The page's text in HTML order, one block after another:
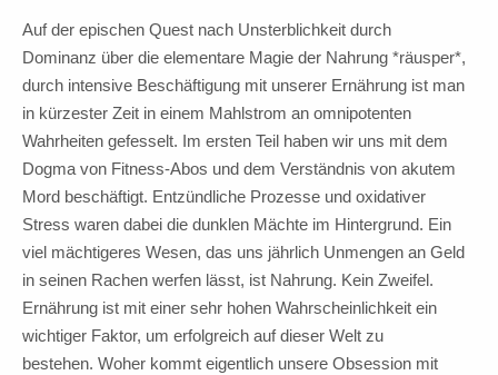
Auf der epischen Quest nach Unsterblichkeit durch
Dominanz über die elementare Magie der Nahrung *räusper*,
durch intensive Beschäftigung mit unserer Ernährung ist man
in kürzester Zeit in einem Mahlstrom an omnipotenten
Wahrheiten gefesselt. Im ersten Teil haben wir uns mit dem
Dogma von Fitness-Abos und dem Verständnis von akutem
Mord beschäftigt. Entzündliche Prozesse und oxidativer
Stress waren dabei die dunklen Mächte im Hintergrund. Ein
viel mächtigeres Wesen, das uns jährlich Unmengen an Geld
in seinen Rachen werfen lässt, ist Nahrung. Kein Zweifel.
Ernährung ist mit einer sehr hohen Wahrscheinlichkeit ein
wichtiger Faktor, um erfolgreich auf dieser Welt zu
bestehen. Woher kommt eigentlich unsere Obsession mit